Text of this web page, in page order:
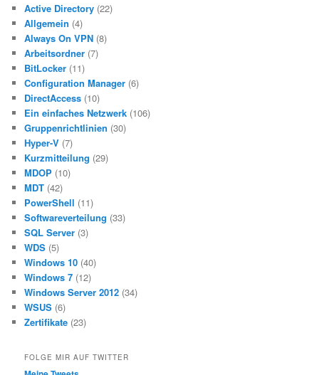
Active Directory (22)
Allgemein (4)
Always On VPN (8)
Arbeitsordner (7)
BitLocker (11)
Configuration Manager (6)
DirectAccess (10)
Ein einfaches Netzwerk (106)
Gruppenrichtlinien (30)
Hyper-V (7)
Kurzmitteilung (29)
MDOP (10)
MDT (42)
PowerShell (11)
Softwareverteilung (33)
SQL Server (3)
WDS (5)
Windows 10 (40)
Windows 7 (12)
Windows Server 2012 (34)
WSUS (6)
Zertifikate (23)
FOLGE MIR AUF TWITTER